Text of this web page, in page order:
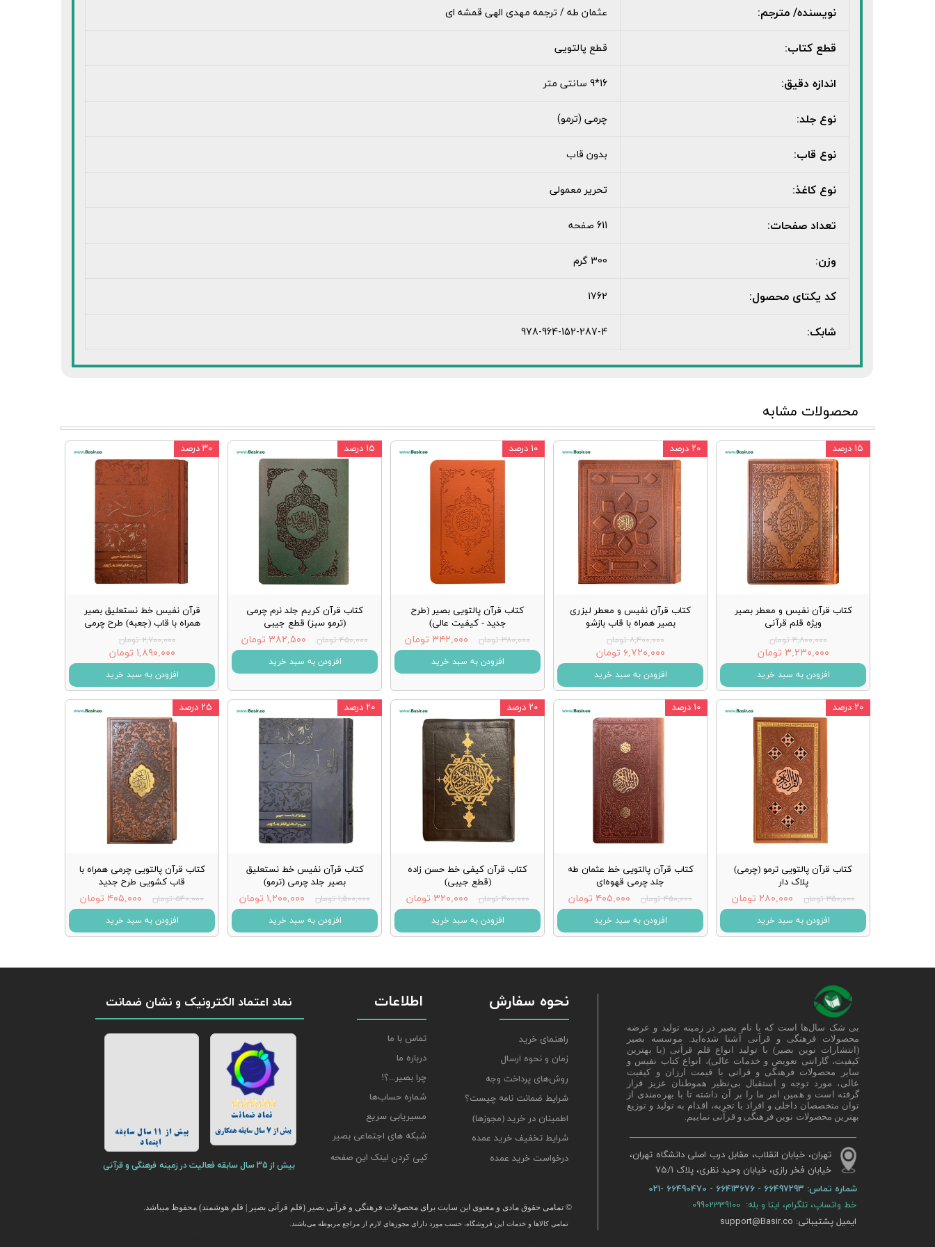
نویسنده/ مترجم: عثمان طه / ترجمه مهدی الهی قمشه ای
قطع کتاب: قطع پالتویی
اندازه دقیق: 16*9 سانتی متر
نوع جلد: چرمی (ترمو)
نوع قاب: بدون قاب
نوع کاغذ: تحریر معمولی
تعداد صفحات: 611 صفحه
وزن: 300 گرم
کد یکتای محصول: 1762
شابک: 978-964-152-287-4
محصولات مشابه
کتاب قرآن نفیس و معطر بصیر
ویژه قلم قرآنی
۳,۸۰۰,۰۰۰ تومان
۳,۲۳۰,۰۰۰ تومان
افزودن به سبد خرید
۱۵ درصد
کتاب قرآن نفیس و معطر لیزری
بصیر همراه با قاب بازشو
۸,۴۰۰,۰۰۰ تومان
۶,۷۲۰,۰۰۰ تومان
افزودن به سبد خرید
۲۰ درصد
کتاب قرآن پالتویی بصیر (طرح
جدید - کیفیت عالی)
۳۸۰,۰۰۰ تومان ۳۴۲,۰۰۰ تومان
افزودن به سبد خرید
۱۰ درصد
کتاب قرآن کریم جلد نرم چرمی
(ترمو سبز) قطع جیبی
۴۵۰,۰۰۰ تومان ۳۸۲,۵۰۰ تومان
افزودن به سبد خرید
۱۵ درصد
قرآن نفیس خط نستعلیق بصیر
همراه با قاب (جعبه) طرح چرمی
۲,۷۰۰,۰۰۰ تومان
۱,۸۹۰,۰۰۰ تومان
افزودن به سبد خرید
۳۰ درصد
کتاب قرآن پالتویی ترمو (چرمی)
پلاک دار
۳۵۰,۰۰۰ تومان ۲۸۰,۰۰۰ تومان
افزودن به سبد خرید
۲۰ درصد
کتاب قرآن پالتویی خط عثمان طه
جلد چرمی قهوه‌ای
۴۵۰,۰۰۰ تومان ۴۰۵,۰۰۰ تومان
افزودن به سبد خرید
۱۰ درصد
کتاب قرآن کیفی خط حسن زاده
(قطع جیبی)
۴۰۰,۰۰۰ تومان ۳۲۰,۰۰۰ تومان
افزودن به سبد خرید
۲۰ درصد
کتاب قرآن نفیس خط نستعلیق
بصیر جلد چرمی (ترمو)
۱,۵۰۰,۰۰۰ تومان ۱,۲۰۰,۰۰۰ تومان
افزودن به سبد خرید
۲۰ درصد
کتاب قرآن پالتویی چرمی همراه با
قاب کشویی طرح جدید
۵۴۰,۰۰۰ تومان ۴۰۵,۰۰۰ تومان
افزودن به سبد خرید
۲۵ درصد
نحوه سفارش
راهنمای خرید
زمان و نحوه ارسال
روش‌های پرداخت وجه
شرایط ضمانت نامه چیست؟
اطمینان در خرید (مجوزها)
شرایط تخفیف خرید عمده
درخواست خرید عمده
© تمامی حقوق مادی و معنوی این سایت برای محصولات فرهنگی و قرآنی بصیر (قلم قرآنی بصیر | قلم هوشمند) محفوظ میباشد.
تمامی كالاها و خدمات این فروشگاه، حسب مورد دارای مجوزهای لازم از مراجع مربوطه می‌باشند.
نماد اعتماد الکترونیک و نشان ضمانت
بیش از 11 سال سابقه
اینماد
بیش از 35 سال سابقه فعالیت در زمینه فرهنگی و قرآنی
بیش از 7 سال سابقه همکاری
اطلاعات
تماس با ما
درباره ما
چرا بصیر...؟!
شماره حساب‌ها
مسیریابی سریع
شبکه های اجتماعی بصیر
تهران، خیابان انقلاب، مقابل درب اصلی دانشگاه تهران،
خیابان فخر رازی، خیابان وحید نظری، پلاک ۷۵/۱​​​​​​​
شماره تماس:
بی شک سال‌ها است که با نام بصیر در زمینه تولید و عرضه
محصولات فرهنگی و قرآنی آشنا شده‌اید. موسسه بصیر
(انتشارات نوین بصیر) با تولید انواع قلم قرآنی (با بهترین
کیفیت، گارانتی تعویض و خدمات عالی)، انواع کتاب نفیس و
سایر محصولات فرهنگی و قرانی با قیمت ارزان و کیفیت
عالی، مورد توجه و استقبال بی‌نظیر هموطنان عزیز قرار
گرفته است و همین امر ما را بر آن داشته تا با بهره‌مندی از
توان متخصصان داخلی و افراد با تجربه، اقدام به تولید و توزیع
بهترین محصولات نوین فرهنگی و قرآنی نماییم.
خط واتساپ، تلگرام، ایتا و بله: 09902339100
ایمیل پشتیبانی: support@Basir.co
کپی کردن لینک این صفحه